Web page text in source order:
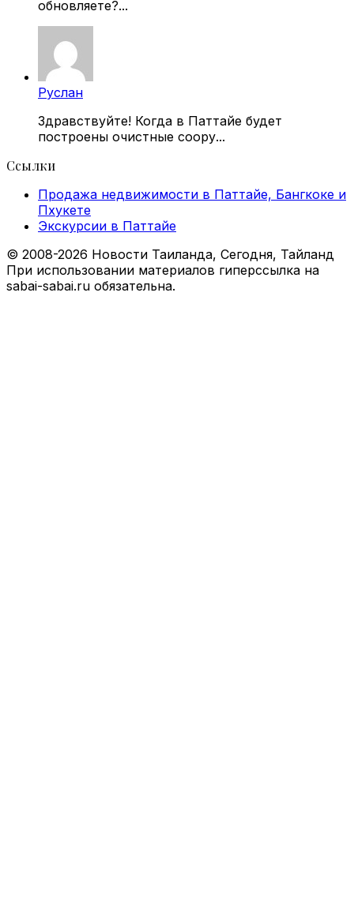
обновляете?...
Руслан
Здравствуйте! Когда в Паттайе будет
построены очистные соору...
Ссылки
Продажа недвижимости в Паттайе, Бангкоке и
Пхукете
Экскурсии в Паттайе
© 2008-2026 Новости Таиланда, Сегодня, Тайланд
При использовании материалов гиперссылка на
sabai-sabai.ru обязательна.